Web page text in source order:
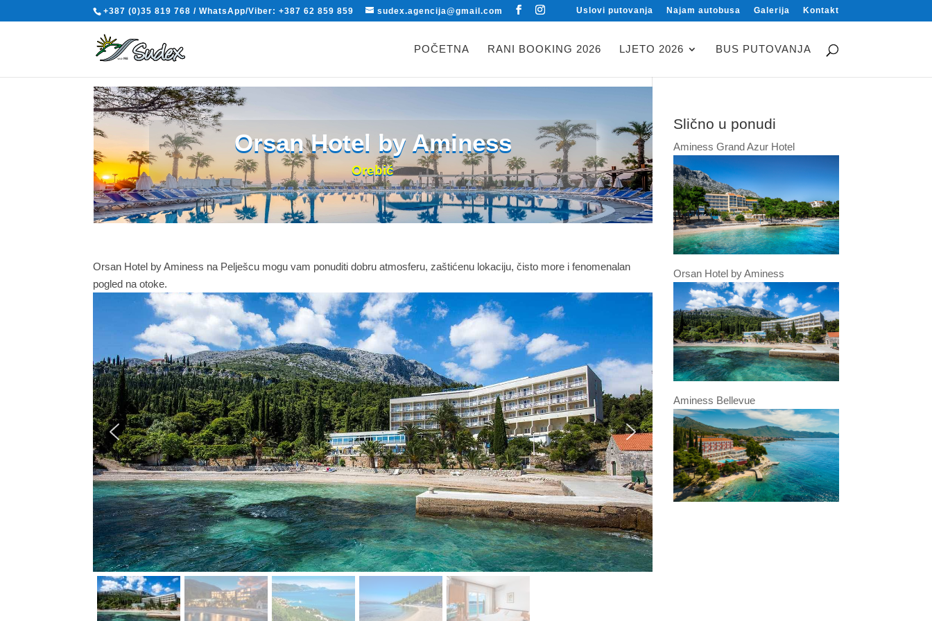
+387 (0)35 819 768 / WhatsApp/Viber: +387 62 859 859 sudex.agencija@gmail.com Uslovi putovanja Najam autobusa Galerija Kontakt
POČETNA RANI BOOKING 2026 LJETO 2026 BUS PUTOVANJA
Orsan Hotel by Aminess
Orebić
Orsan Hotel by Aminess na Pelješcu mogu vam ponuditi dobru atmosferu, zaštićenu lokaciju, čisto more i fenomenalan
pogled na otoke.
Slično u ponudi
Aminess Grand Azur Hotel
Orsan Hotel by Aminess
Aminess Bellevue